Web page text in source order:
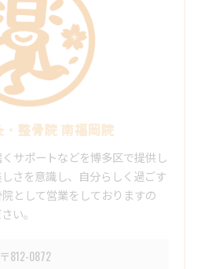
整骨院 南福岡院
サポートなどを博多区で提供し
さを意識し、自分らしく過ごす
として営業をしておりますの
い。
〒812-0872